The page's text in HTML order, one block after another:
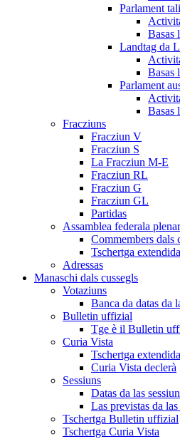
Parlament
Basas
Landtag da
Basas
Parlament
Basas
Fracziuns
Fracziun V
Fracziun S
La Fracziun M-E
Fracziun RL
Fracziun G
Fracziun GL
Partidas
Assamblea federala
Commembers dals
Tschertga extendida
Adressas
Manaschi dals cussegls
Votaziuns
Banca da datas da
Bulletin uffizial
Tge è il Bulletin
Curia Vista
Tschertga extendida
Curia Vista declerà
Sessiuns
Datas da las
Las previstas da las
Tschertga Bulletin uffizial
Tschertga Curia Vista